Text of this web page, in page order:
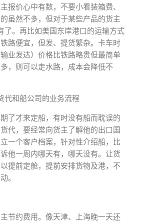
报价心中有数，不要小看装箱费、
虽然不多，但对于某些产品的货主
了。再比如美国东岸港口的运输方式
路便宜，但发、提货繁杂。卡车时
业发达）价格比铁路略贵但最简单
，则可以走水路，成本会降低不
代和船公司的业务流程
了才来定船，有时没有船而耽误的
代，要经常向货主了解他的出口国
一个客户档案，针对性介绍船，比
他一周内哪天有，哪天没有。让货
提前定舱，提前安排货物及港，不
。
节约费用。像天津、上海晚一天还